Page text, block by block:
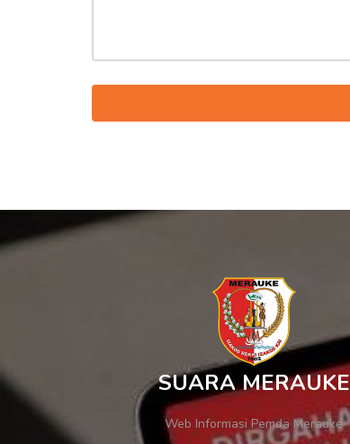
SUARA MERAUKE
Web Informasi Pemda Merauke